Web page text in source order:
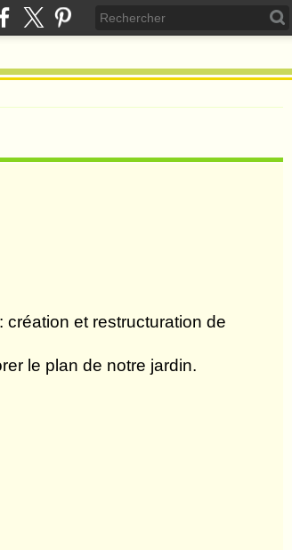
: création et restructuration de
le plan de notre jardin.